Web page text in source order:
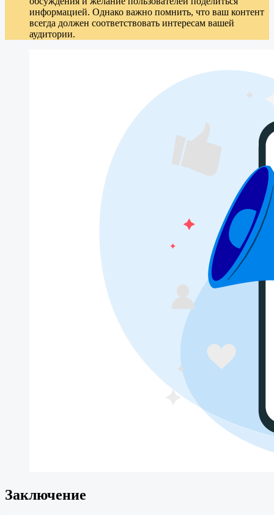
информацией. Однако важно помнить, что ваш контент
всегда должен соответствовать интересам вашей
аудитории.
Заключение